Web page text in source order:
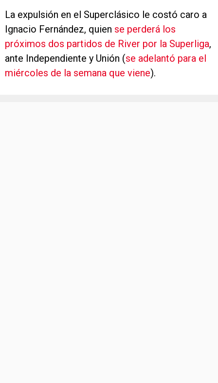
La expulsión en el Superclásico le costó caro a
Ignacio Fernández, quien se perderá los
próximos dos partidos de River por la Superliga,
ante Independiente y Unión (se adelantó para el
miércoles de la semana que viene).